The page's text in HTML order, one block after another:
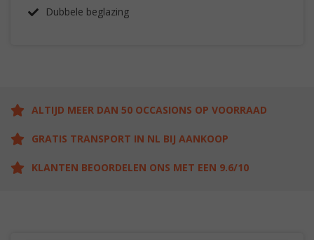
Dubbele beglazing
ALTIJD MEER DAN 50 OCCASIONS OP VOORRAAD
GRATIS TRANSPORT IN NL BIJ AANKOOP
KLANTEN BEOORDELEN ONS MET EEN 9.6/10